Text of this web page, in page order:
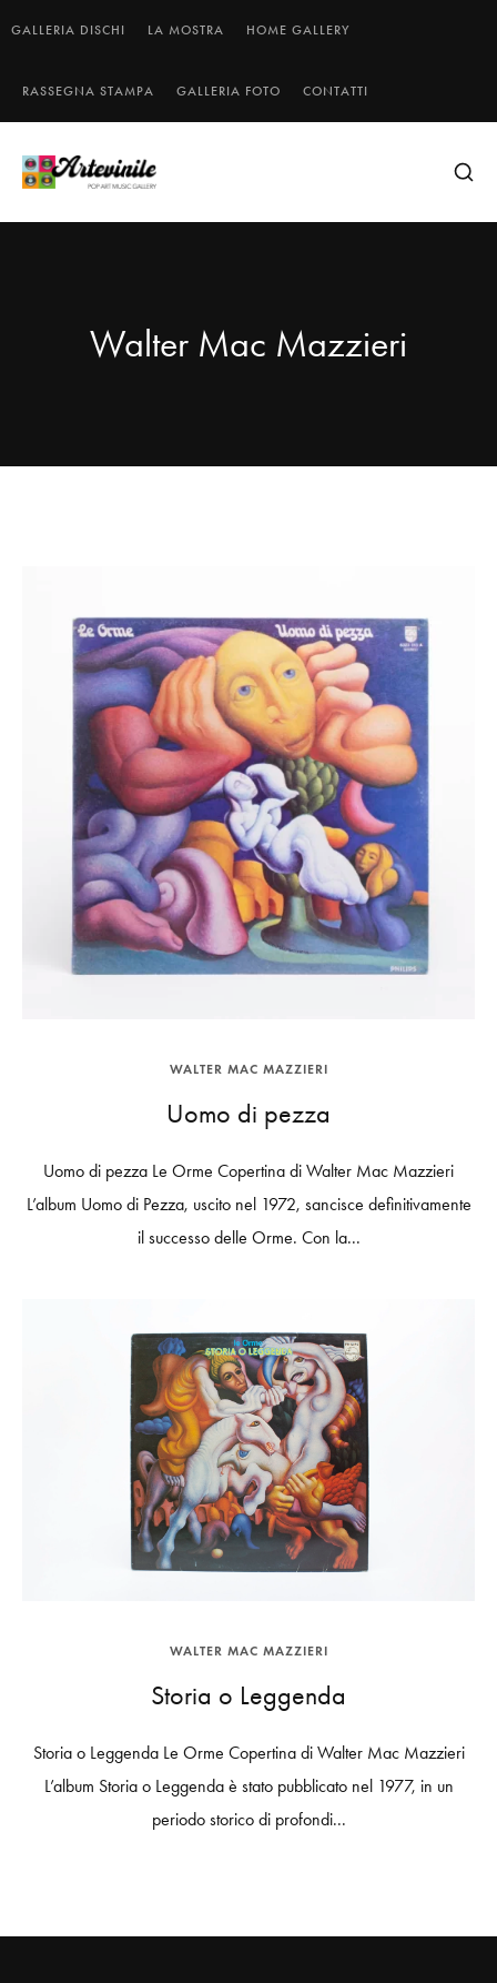
GALLERIA DISCHI LA MOSTRA HOME GALLERY
RASSEGNA STAMPA GALLERIA FOTO CONTATTI
Walter Mac Mazzieri
WALTER MAC MAZZIERI
Uomo di pezza
Uomo di pezza Le Orme Copertina di Walter Mac Mazzieri
L’album Uomo di Pezza, uscito nel 1972, sancisce definitivamente
il successo delle Orme. Con la...
WALTER MAC MAZZIERI
Storia o Leggenda
Storia o Leggenda Le Orme Copertina di Walter Mac Mazzieri
L’album Storia o Leggenda è stato pubblicato nel 1977, in un
periodo storico di profondi...